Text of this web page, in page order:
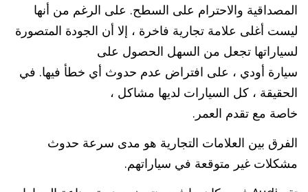
المصداقية والاحترام على السطح. على الرغم من أنها
ليست أغلى علامة تجارية فاخرة ، إلا أن الجودة المتصورة
لسياراتها تجعل من السهل الحصول على
سيارة أودي ، على افتراض عدم حدوث أي خطأ فيها. في
الحقيقة ، كل السيارات لديها مشاكل ،
خاصة مع تقدم العمر.
الفرق بين العلامات التجارية هو مدى سرعة حدوث
مشكلات غير متوقعة في سياراتهم.